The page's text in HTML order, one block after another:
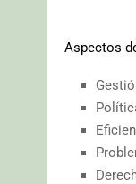
Aspectos